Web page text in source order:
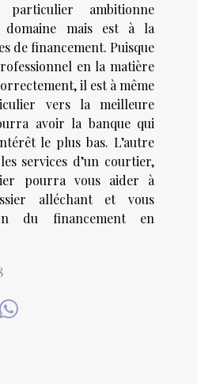
ambitionne
domaine mais est à la
de financement. Puisque
en la matière
il est à même
vers la meilleure
avoir la banque qui
le plus bas. L’autre
services d’un courtier,
pourra vous aider à
alléchant et vous
du financement en